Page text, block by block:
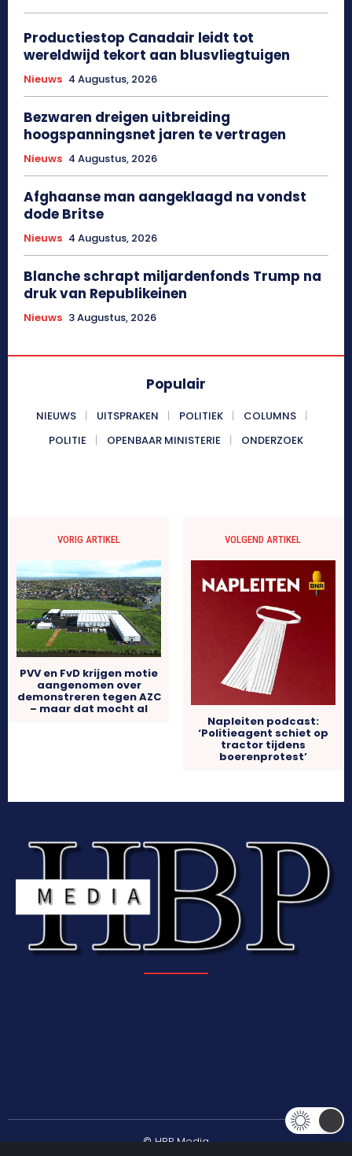
Productiestop Canadair leidt tot
wereldwijd tekort aan blusvliegtuigen
Nieuws 4 Augustus, 2026
Bezwaren dreigen uitbreiding
hoogspanningsnet jaren te vertragen
Nieuws 4 Augustus, 2026
Afghaanse man aangeklaagd na vondst
dode Britse
Nieuws 4 Augustus, 2026
Blanche schrapt miljardenfonds Trump na
druk van Republikeinen
Nieuws 3 Augustus, 2026
Populair
NIEUWS UITSPRAKEN POLITIEK
COLUMNS
POLITIE
OPENBAAR MINISTERIE ONDERZOEK
VORIG ARTIKEL
PVV en FvD krijgen motie
aangenomen over
demonstreren tegen AZC
– maar dat mocht al
VOLGEND ARTIKEL
Napleiten podcast:
‘Politieagent schiet op
tractor tijdens
boerenprotest’
© HBP Media